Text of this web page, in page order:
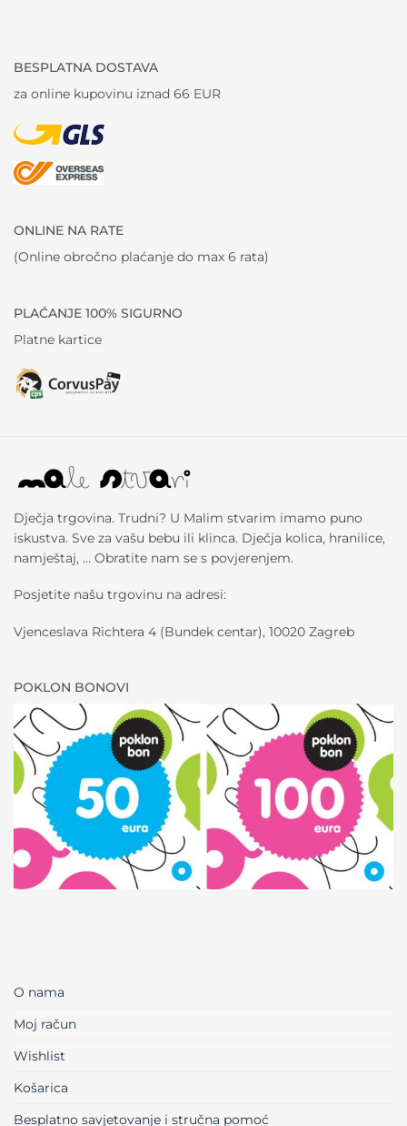
BESPLATNA DOSTAVA
za online kupovinu iznad 66 EUR
ONLINE NA RATE
(Online obročno plaćanje do max 6 rata)
PLAĆANJE 100% SIGURNO
Platne kartice
Dječja trgovina. Trudni? U Malim stvarim imamo puno
iskustva. Sve za vašu bebu ili klinca. Dječja kolica, hranilice,
namještaj, … Obratite nam se s povjerenjem.
Posjetite našu trgovinu na adresi:
Vjenceslava Richtera 4 (Bundek centar), 10020 Zagreb
POKLON BONOVI
O nama
Moj račun
Wishlist
Košarica
Besplatno savjetovanje i stručna pomoć